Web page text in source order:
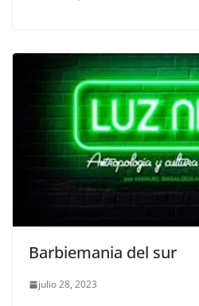
Barbiemania del sur
julio 28, 2023